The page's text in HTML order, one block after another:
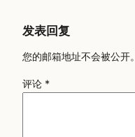
发表回复
您的邮箱地址不会被公开。
评论 *